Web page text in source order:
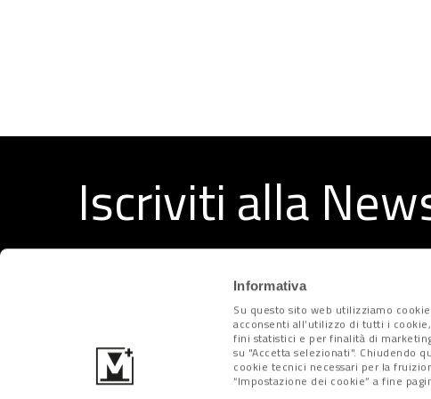
Informativa
Su questo sito web utilizziamo
acconsenti all’utilizzo di tutti i
fini statistici e per finalità di
su "Accetta selezionati". Chiudendo
cookie tecnici necessari per la
“Impostazione dei cookie” a fine
Iscriviti alla
Metropolitano